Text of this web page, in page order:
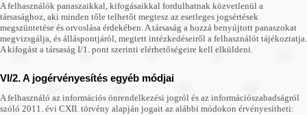
A felhasználók panaszaikkal, kifogásaikkal fordulhatnak közvetlenül a
társasághoz, aki minden tőle telhetőt megtesz az esetleges jogsértések
megszüntetése és orvoslása érdekében. A társaság a hozzá benyújtott panaszokat
megvizsgálja, és álláspontjáról, megtett intézkedéseiről a felhasználót tájékoztatja.
A kifogást a társaság I/1. pont szerinti elérhetőségeire kell elküldeni.
VI/2. A jogérvényesítés egyéb módjai
A felhasználó az információs önrendelkezési jogról és az információszabadságról
szóló 2011. évi CXII. törvény alapján jogait az alábbi módokon érvényesítheti: